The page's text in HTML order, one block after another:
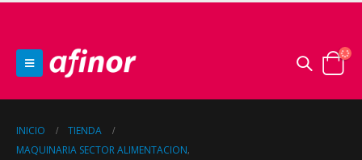
INICIO
TIENDA
MAQUINARIA SECTOR ALIMENTACION,